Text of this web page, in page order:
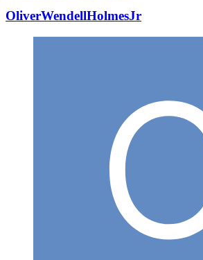
OliverWendellHolmesJr